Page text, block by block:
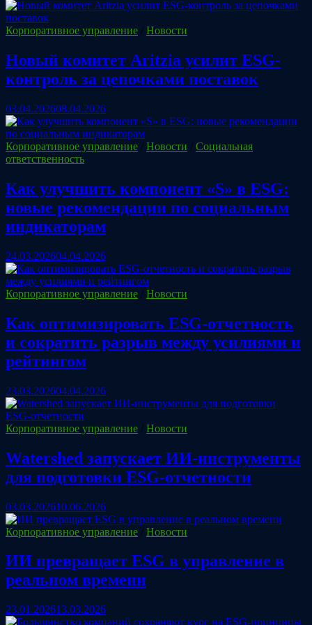
Корпоративное управление / Новости
Новый комитет Aritzia усилит ESG-
контроль за цепочками поставок
03.04.202608.04.2026
Корпоративное управление / Новости / Социальная
ответственность
Как улучшить компонент «S» в ESG:
новые рекомендации по социальным
индикаторам
24.03.202604.04.2026
Корпоративное управление / Новости
Как оптимизировать ESG‑отчетность
и сократить разрыв между усилиями и
рейтингом
23.03.202604.04.2026
Корпоративное управление / Новости
Watershed запускает ИИ‑инструменты
для подготовки ESG‑отчетности
03.03.202610.06.2026
Корпоративное управление / Новости
ИИ превращает ESG в управление в
реальном времени
23.01.202613.03.2026